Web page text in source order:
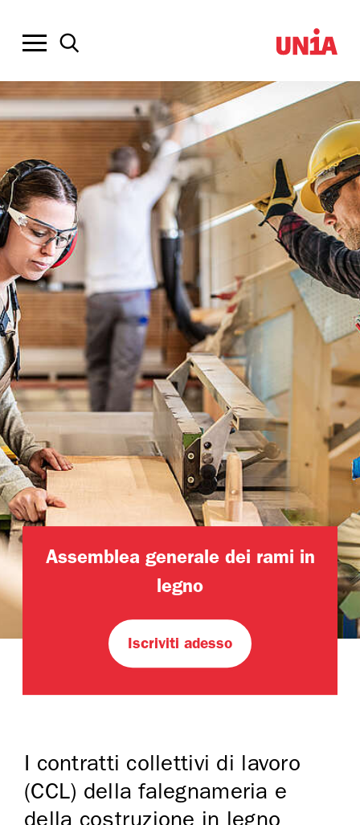
Assemblea generale dei rami in
legno
Iscriviti adesso
I contratti collettivi di lavoro
(CCL) della falegnameria e
della costruzione in legno